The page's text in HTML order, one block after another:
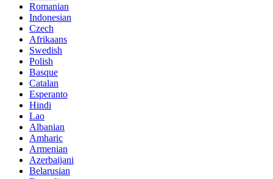
Romanian
Indonesian
Czech
Afrikaans
Swedish
Polish
Basque
Catalan
Esperanto
Hindi
Lao
Albanian
Amharic
Armenian
Azerbaijani
Belarusian